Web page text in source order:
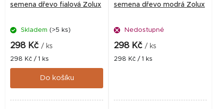
semena dřevo fialová Zolux
Skladem (>5 ks)
298 Kč / ks
Měrná
cena:
298 Kč / 1 ks
Do košíku
semena dřevo modrá Zolux
Nedostupné
298 Kč / ks
Měrná
298 Kč / 1 ks